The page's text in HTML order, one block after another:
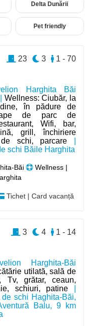
Delta Dunării
Pet friendly
Harghita Băi
Wellness: Ciubăr, la
în pădure de
de parc de
Wifi, bar,
grill, închiriere
schi, parcare
schi Băile Harghita
Băi
Wellness |
Tichet | Card vacanță
1 - 70
3
23
Harghita-Băi
utilată, sală de
Tv, grătar, ceaun,
schiuri, patine
schi Haghita-Băi,
Balu, 9 km
1 - 14
4
3